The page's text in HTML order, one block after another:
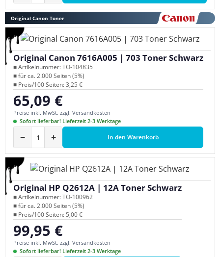
Original Canon Toner
Original Canon 7616A005 | 703 Toner Schwarz
■ Artikelnummer: TO-104835
■ für ca. 2.000 Seiten (5%)
■ Preis/100 Seiten: 3,25 €
Regulärer Preis:
65,09 €
Preise inkl. MwSt. zzgl. Versandkosten
Sofort lieferbar! Lieferzeit 2-3 Werktage
− + In den Warenkorb
Original HP Q2612A | 12A Toner Schwarz
■ Artikelnummer: TO-100962
■ für ca. 2.000 Seiten (5%)
■ Preis/100 Seiten: 5,00 €
Regulärer Preis:
99,95 €
Preise inkl. MwSt. zzgl. Versandkosten
Sofort lieferbar! Lieferzeit 2-3 Werktage